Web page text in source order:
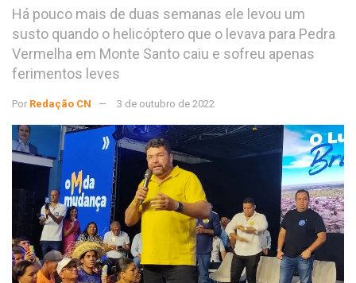
Há pouco mais de duas semanas ele levou um
susto quando o helicóptero que o levava para Pedra
Vermelha em Monte Santo caiu e sofreu apenas
ferimentos leves
Por Redação CN 3 de outubro de 2022